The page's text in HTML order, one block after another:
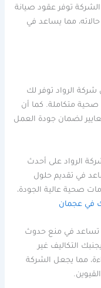
توفر عقود صيانة
مما يساعد في
الرواد توفر لك
صحية متكاملة. كما أن
لضمان جودة العمل
الرواد على أحدث
في تقديم حلول
صحية عالية الجودة،
في عجمان
تساعد في منع حدوث
التكاليف غير
مما يجعل الشركة